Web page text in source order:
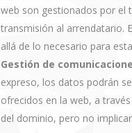
web son gestionados por el
transmisión al arrendatario.
allá de lo necesario para
Gestión de
expreso, los datos podrán
ofrecidos en la web, a
del dominio, pero no